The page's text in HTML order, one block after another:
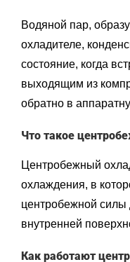
Водяной пар,
охладителе,
состояние, когда
выходящим из
обратно в
Что такое
Центробежный
охлаждения, в
центробежной силы
внутренней
Как работают